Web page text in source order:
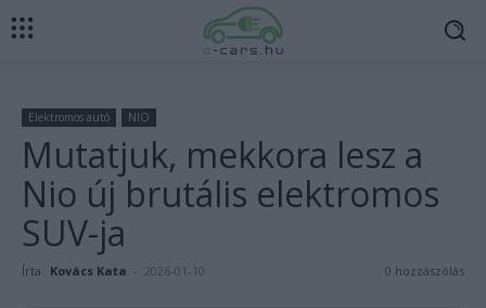
Elektromos autó NIO
Mutatjuk, mekkora lesz a
Nio új brutális elektromos
SUV-ja
Írta: Kovács Kata - 2026-01-10 0 hozzászólás